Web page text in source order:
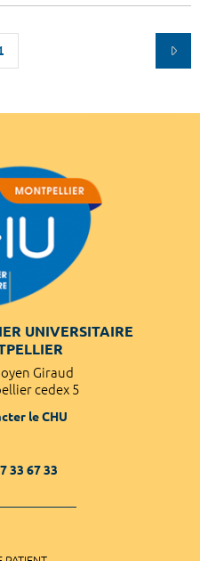
UNIVERSITAIRE
Giraud
cedex 5
le CHU
33 67 33